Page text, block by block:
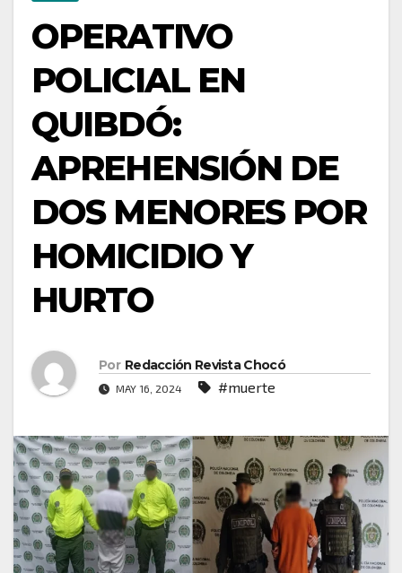
OPERATIVO
POLICIAL EN
QUIBDÓ:
APREHENSIÓN DE
DOS MENORES POR
HOMICIDIO Y
HURTO
Por Redacción Revista Chocó
MAY 16, 2024 #muerte